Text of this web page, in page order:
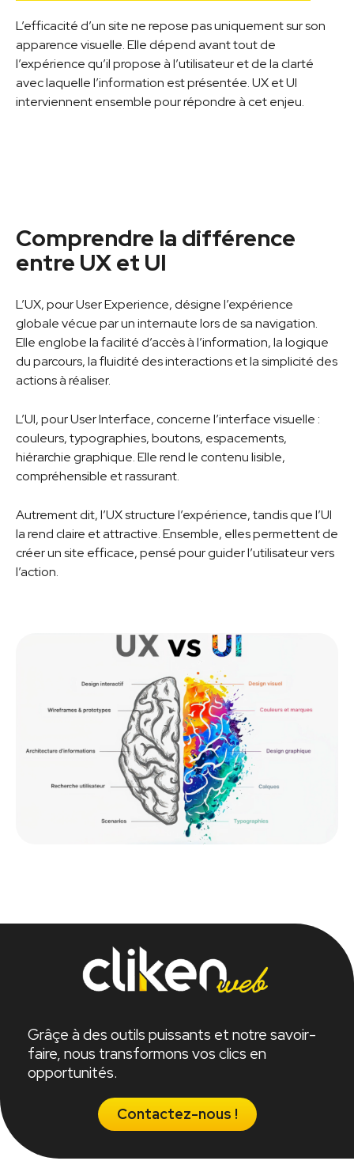
L’efficacité d’un site ne repose pas uniquement sur son
apparence visuelle. Elle dépend avant tout de
l’expérience qu’il propose à l’utilisateur et de la clarté
avec laquelle l’information est présentée. UX et UI
interviennent ensemble pour répondre à cet enjeu.
Comprendre la différence
entre UX et UI
L’UX, pour User Experience, désigne l’expérience
globale vécue par un internaute lors de sa navigation.
Elle englobe la facilité d’accès à l’information, la logique
du parcours, la fluidité des interactions et la simplicité des
actions à réaliser.
L’UI, pour User Interface, concerne l’interface visuelle :
couleurs, typographies, boutons, espacements,
hiérarchie graphique. Elle rend le contenu lisible,
compréhensible et rassurant.
Autrement dit, l’UX structure l’expérience, tandis que l’UI
la rend claire et attractive. Ensemble, elles permettent de
créer un site efficace, pensé pour guider l’utilisateur vers
l’action.
Grâçe à des outils puissants et notre savoir-
faire, nous transformons vos clics en
opportunités.
Contactez-nous !